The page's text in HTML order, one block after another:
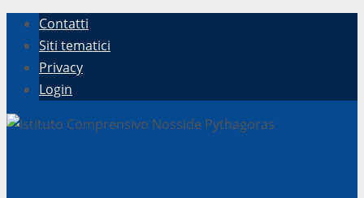
Contatti
Siti tematici
Privacy
Login